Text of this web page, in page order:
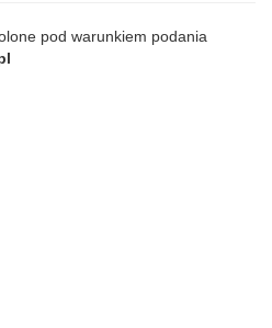
pod warunkiem podania